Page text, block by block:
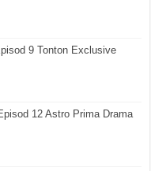
9 Tonton Exclusive
12 Astro Prima Drama